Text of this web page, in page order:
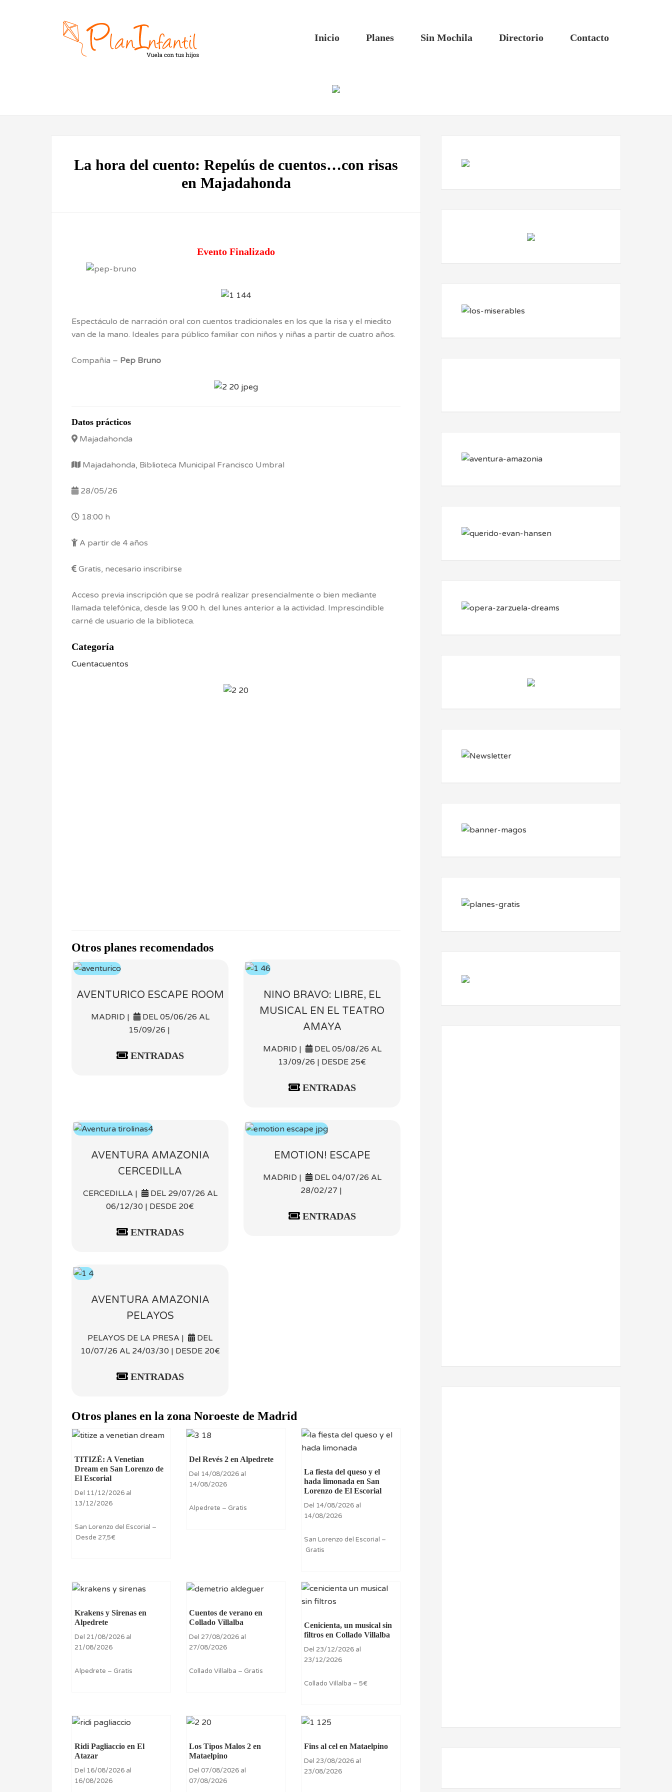
Inicio Planes Sin Mochila Directorio Contacto
La hora del cuento: Repelús de cuentos…con risas
en Majadahonda
Evento Finalizado
Espectáculo de narración oral con cuentos tradicionales en los que la risa y el miedito
van de la mano. Ideales para público familiar con niños y niñas a partir de cuatro años.
Compañía – Pep Bruno
Datos prácticos
Majadahonda
Majadahonda, Biblioteca Municipal Francisco Umbral
28/05/26
18:00 h
A partir de 4 años
Gratis, necesario inscribirse
Acceso previa inscripción que se podrá realizar presencialmente o bien mediante
llamada telefónica, desde las 9:00 h. del lunes anterior a la actividad. Imprescindible
carné de usuario de la biblioteca.
Categoría
Cuentacuentos
Otros planes recomendados
AVENTURICO ESCAPE ROOM
MADRID |
DEL 05/06/26 AL
15/09/26 |
ENTRADAS
NINO BRAVO: LIBRE, EL
MUSICAL EN EL TEATRO
AMAYA
MADRID |
DEL 05/08/26 AL
13/09/26 | DESDE 25€
ENTRADAS
AVENTURA AMAZONIA
CERCEDILLA
CERCEDILLA |
DEL 29/07/26 AL
06/12/30 | DESDE 20€
ENTRADAS
EMOTION! ESCAPE
MADRID |
DEL 04/07/26 AL
28/02/27 |
ENTRADAS
AVENTURA AMAZONIA
PELAYOS
PELAYOS DE LA PRESA |
DEL
10/07/26 AL 24/03/30 | DESDE 20€
ENTRADAS
Otros planes en la zona Noroeste de Madrid
TITIZÉ: A Venetian
Dream en San Lorenzo de
El Escorial
Del 11/12/2026 al
13/12/2026
San Lorenzo del Escorial –
Desde 27,5€
Del Revés 2 en Alpedrete
Del 14/08/2026 al
14/08/2026
Alpedrete – Gratis
La fiesta del queso y el
hada limonada en San
Lorenzo de El Escorial
Del 14/08/2026 al
14/08/2026
San Lorenzo del Escorial –
Gratis
Krakens y Sirenas en
Alpedrete
Del 21/08/2026 al
21/08/2026
Alpedrete – Gratis
Cuentos de verano en
Collado Villalba
Del 27/08/2026 al
27/08/2026
Collado Villalba – Gratis
Cenicienta, un musical sin
filtros en Collado Villalba
Del 23/12/2026 al
23/12/2026
Collado Villalba – 5€
Ridi Pagliaccio en El
Atazar
Del 16/08/2026 al
16/08/2026
Los Tipos Malos 2 en
Mataelpino
Del 07/08/2026 al
07/08/2026
Fins al cel en Mataelpino
Del 23/08/2026 al
23/08/2026